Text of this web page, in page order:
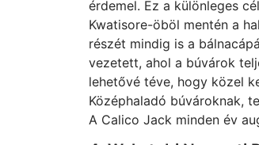
érdemel. Ez a különleges
Kwatisore-öböl mentén a
részét mindig is a
vezetett, ahol a búvárok
lehetővé téve, hogy közel
Középhaladó búvároknak,
A Calico Jack minden év